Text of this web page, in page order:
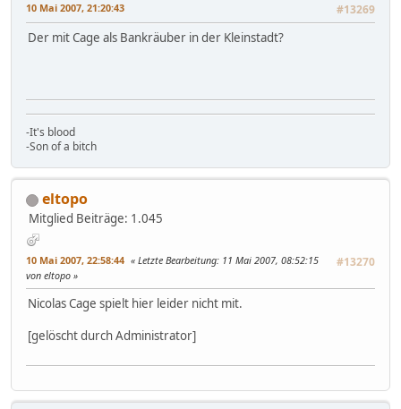
10 Mai 2007, 21:20:43 #13269
Der mit Cage als Bankräuber in der Kleinstadt?
-It's blood
-Son of a bitch
eltopo
Mitglied Beiträge: 1.045
10 Mai 2007, 22:58:44 #13270
Letzte Bearbeitung: 11 Mai 2007, 08:52:15
von eltopo
Nicolas Cage spielt hier leider nicht mit.
[gelöscht durch Administrator]